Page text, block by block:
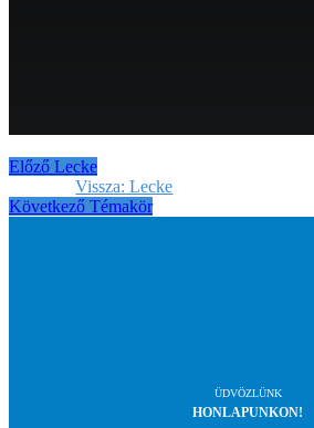
Előző Lecke
Vissza: Lecke
Következő Témakör
ÜDVÖZLÜNK
HONLAPUNKON!